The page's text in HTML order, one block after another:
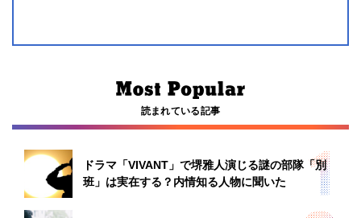
読まれている記事
ドラマ「VIVANT」で堺雅人演じる謎の部隊「別
班」は実在する？内情知る人物に聞いた